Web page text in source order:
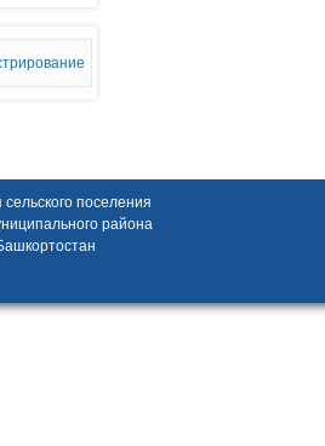
поселения
района